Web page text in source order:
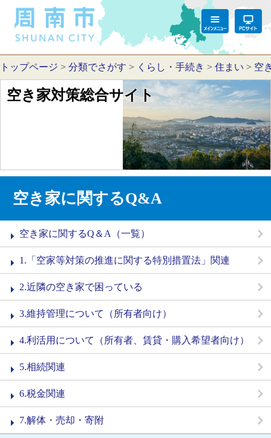
トップページ > 分類でさがす > くらし・手続き > 住まい > 空
空き家対策総合サイト
空き家に関するQ&A
空き家に関するQ＆A（一覧）
1.「空家等対策の推進に関する特別措置法」関連
2.近隣の空き家で困っている
3.維持管理について（所有者向け）
4.利活用について（所有者、賃貸・購入希望者向け）
5.相続関連
6.税金関連
7.解体・売却・寄附